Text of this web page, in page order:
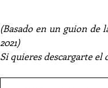
(Basado en un guion de
2021)
Si quieres descargarte